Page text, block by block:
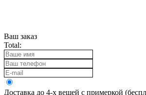
Ваш заказ
Total:
Доставка до 4-х вещей с примеркой